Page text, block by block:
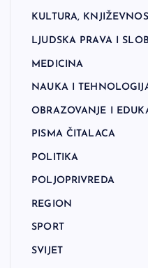
KULTURA,
LJUDSKA PRAVA I
MEDICINA
NAUKA I
OBRAZOVANJE I
PISMA ČITALACA
POLITIKA
POLJOPRIVREDA
REGION
SPORT
SVIJET